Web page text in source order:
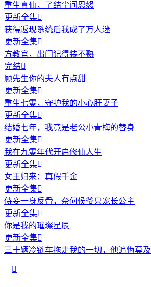
重生真仙，了结尘间恩怨
更新全集
获得返现系统后我成了万人迷
更新全集
方教官，出门记得装不熟
完结
顾先生你的夫人有点甜
更新全集
重生七零，守护我的小心肝妻子
更新全集
结婚七年，我竟是老公小青梅的替身
更新全集
我在九零年代开启修仙人生
更新全集
女王归来：真假千金
更新全集
侍妾一身反骨，奈何侯爷只宠长公主
更新全集
你是我的璀璨星辰
更新全集
三十辆冷链车拖走我的一切，他追悔莫及
